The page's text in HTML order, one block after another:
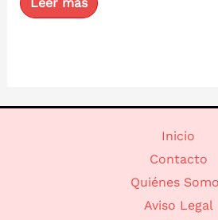
0
de
Leer más
Inicio
Contacto
Quiénes
Aviso Legal